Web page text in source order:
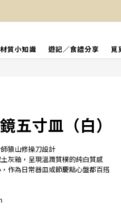
質小知識 遊記／食譜分享 覓
五寸皿（白）
猿山修操刀設計
灰釉，呈現溫潤質樸的純白質感
作為日常器皿或節慶點心盤都百搭